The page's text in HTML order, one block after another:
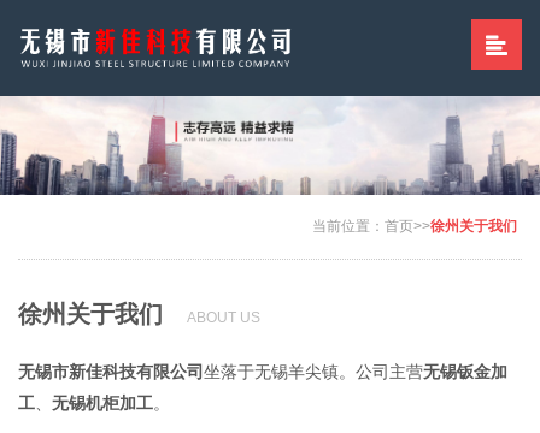
当前位置： 首页>>徐州关于我们
徐州关于我们 ABOUT US
无锡市新佳科技有限公司坐落于无锡羊尖镇。公司主营无锡钣金加
工
无锡机柜加工。